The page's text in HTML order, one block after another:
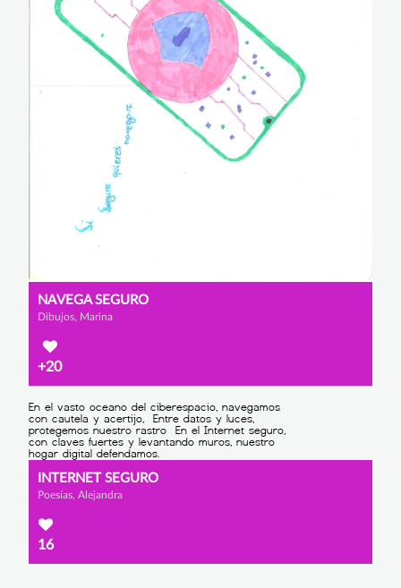
NAVEGA SEGURO
Dibujos, Marina
+20
INTERNET SEGURO
Poesías, Alejandra
16